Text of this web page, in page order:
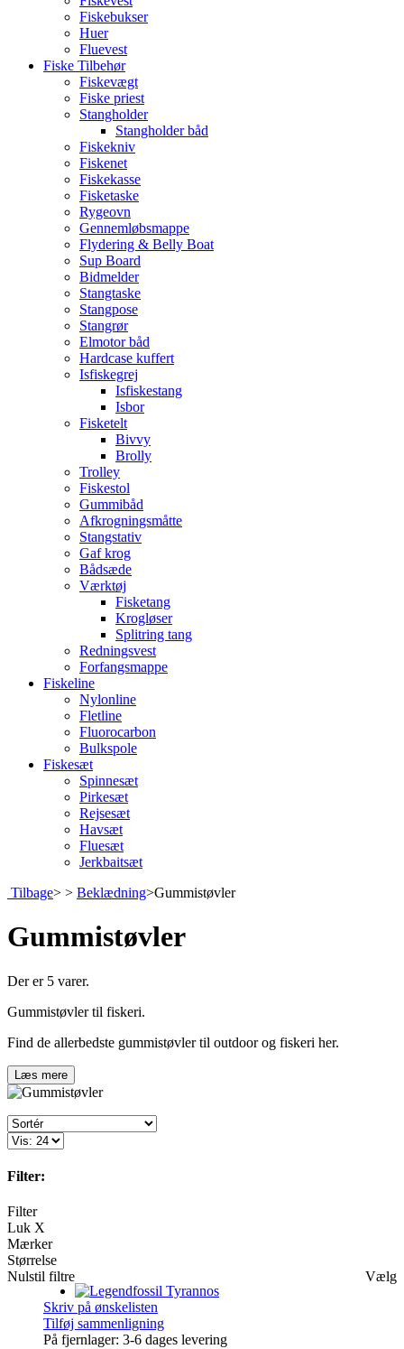
Fiskebukser
Huer
Fluevest
Fiske Tilbehør
Fiskevægt
Fiske priest
Stangholder
Stangholder båd
Fiskekniv
Fiskenet
Fiskekasse
Fisketaske
Rygeovn
Gennemløbsmappe
Flydering & Belly Boat
Sup Board
Bidmelder
Stangtaske
Stangpose
Stangrør
Elmotor båd
Hardcase kuffert
Isfiskegrej
Isfiskestang
Isbor
Fisketelt
Bivvy
Brolly
Trolley
Fiskestol
Gummibåd
Afkrogningsmåtte
Stangstativ
Gaf krog
Bådsæde
Værktøj
Fisketang
Krogløser
Splitring tang
Redningsvest
Forfangsmappe
Fiskeline
Nylonline
Fletline
Fluorocarbon
Bulkspole
Fiskesæt
Spinnesæt
Pirkesæt
Rejsesæt
Havsæt
Fluesæt
Jerkbaitsæt
Tilbage> > Beklædning>Gummistøvler
Gummistøvler
Der er 5 varer.
Gummistøvler til fiskeri.
Find de allerbedste gummistøvler til outdoor og fiskeri her.
Læs mere
Filter:
Filter
Luk X
Mærker
Størrelse
Nulstil filtre
Vælg
Skriv på ønskelisten
Tilføj sammenligning
På fjernlager: 3-6 dages levering